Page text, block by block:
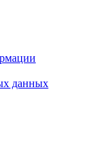
данных